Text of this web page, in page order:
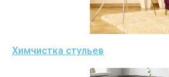
Химчистка стульев